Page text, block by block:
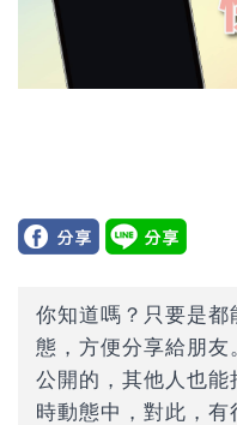
你知道嗎？只要是
態，方便分享給朋
公開的，其他人也能
時動態中，對此，